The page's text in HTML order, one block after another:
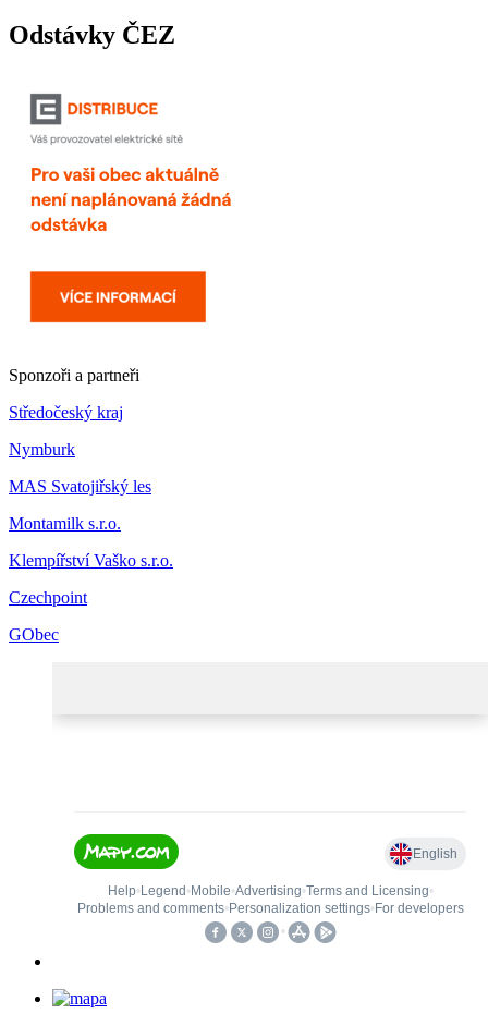
Odstávky ČEZ
Sponzoři a partneři
Středočeský kraj
Nymburk
MAS Svatojiřský les
Montamilk s.r.o.
Klempířství Vaško s.r.o.
Czechpoint
GObec